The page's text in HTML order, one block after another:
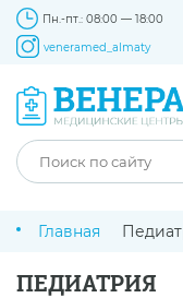
Пн.-пт.: 08:00 — 18:00
veneramed_almaty
Главная
ПЕДИАТРИЯ